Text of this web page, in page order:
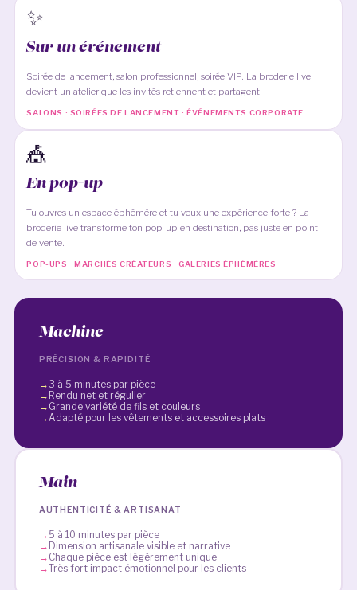
✨
Sur un événement
Soirée de lancement, salon professionnel, soirée VIP. La broderie live
devient un atelier que les invités retiennent et partagent.
SALONS · SOIRÉES DE LANCEMENT · ÉVÉNEMENTS CORPORATE
🎪
En pop-up
Tu ouvres un espace éphémère et tu veux une expérience forte ? La
broderie live transforme ton pop-up en destination, pas juste en point
de vente.
POP-UPS · MARCHÉS CRÉATEURS · GALERIES ÉPHÉMÈRES
Machine
PRÉCISION & RAPIDITÉ
3 à 5 minutes par pièce
Rendu net et régulier
Grande variété de fils et couleurs
Adapté pour les vêtements et accessoires plats
Main
AUTHENTICITÉ & ARTISANAT
5 à 10 minutes par pièce
Dimension artisanale visible et narrative
Chaque pièce est légèrement unique
Très fort impact émotionnel pour les clients